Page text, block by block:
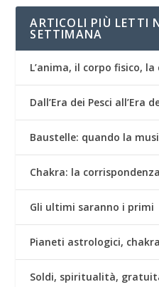
ARTICOLI PIÙ LETTI
SETTIMANA
L’anima, il corpo fisico,
Dall’Era dei Pesci all’Era
Baustelle: quando la
Chakra: la
Gli ultimi saranno i primi
Pianeti astrologici,
Soldi, spiritualità,